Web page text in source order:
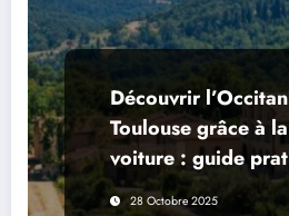
Découvrir
Toulouse grâce à
voiture : guide
rayonner dans la
28 Octobre 2025